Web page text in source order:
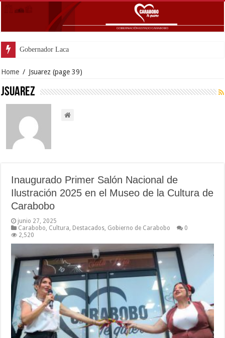
Gobernador Lacava anunció colocación de más de m
Home / Jsuarez (page 39)
Jsuarez
Inaugurado Primer Salón Nacional de
Ilustración 2025 en el Museo de la Cultura de
Carabobo
junio 27, 2025
Carabobo Cultura Destacados Gobierno de Carabobo
0
2,520